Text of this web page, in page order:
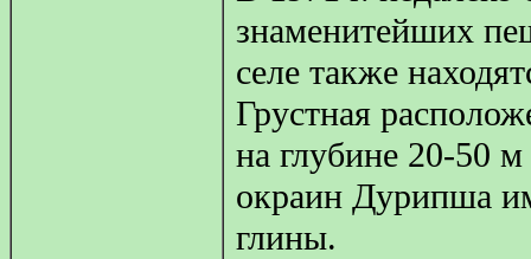
знаменитейших
селе также
Грустная
на глубине 20-50
окраин Дурипша
глины.